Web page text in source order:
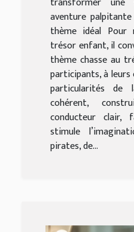
aventure
thème idéal Pour
trésor enfant, il
thème chasse au
participants, à
particularités de
cohérent,
conducteur clair,
stimule
pirates, de...